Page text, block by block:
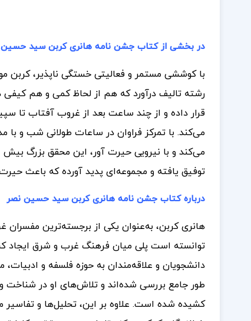
در بخشی از کتاب جشن نامه هانری کربن سید
با کوششی مستمر و فعالیتی خستگی ناپذیر، کربن
رشته تالیف درآورد که هم از لحاظ کمی و هم کیفی
قرار داده و از چند ساعت بعد از غروب آفتاب تا
می‌کند. با تمرکز فراوان در ساعات طولانی شب و با
می‌کند و با نیرویی حیرت آور، این محقق بزرگ بیش
توفیق یافته و مجموعه‌ای پدید آورده که باعث
درباره کتاب جشن نامه هانری کربن سید حسین نصر
هانری کربن، به‌عنوان یکی از برجسته‌ترین
توانسته است پلی میان فرهنگ غرب و شرق ایجاد
دانشجویان و علاقه‌مندان به حوزه فلسفه و
طور جامع بررسی شده‌اند و تلاش‌های او در شناخت
کشیده شده است. علاوه بر این، تحلیل‌ها و تفاسیر